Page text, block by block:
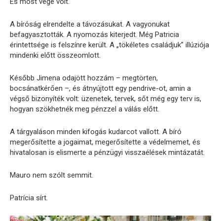
A bíróság elrendelte a távozásukat. A vagyonukat
befagyasztották. A nyomozás kiterjedt. Még Patricia
érintettsége is felszínre került. A „tökéletes családjuk” illúziója
mindenki előtt összeomlott.
Később Jimena odajött hozzám – megtörten,
bocsánatkérően –, és átnyújtott egy pendrive-ot, amin a
végső bizonyíték volt: üzenetek, tervek, sőt még egy terv is,
hogyan szökhetnék meg pénzzel a válás előtt.
A tárgyaláson minden kifogás kudarcot vallott. A bíró
megerősítette a jogaimat, megerősítette a védelmemet, és
hivatalosan is elismerte a pénzügyi visszaélések mintázatát.
Mauro nem szólt semmit.
Patrícia sírt.